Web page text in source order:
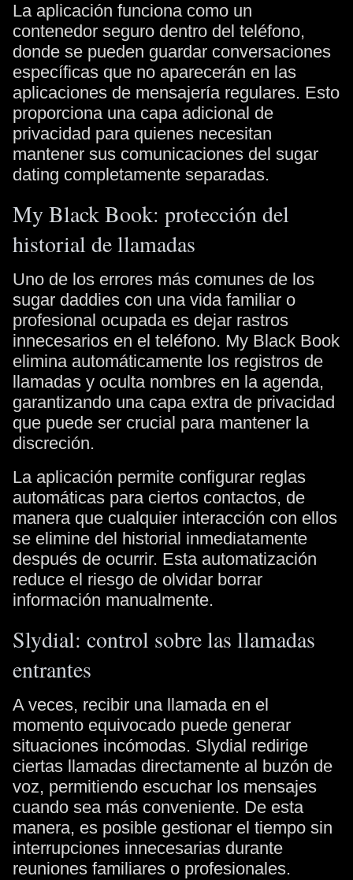
La aplicación funciona como un
contenedor seguro dentro del teléfono,
donde se pueden guardar conversaciones
específicas que no aparecerán en las
aplicaciones de mensajería regulares. Esto
proporciona una capa adicional de
privacidad para quienes necesitan
mantener sus comunicaciones del sugar
dating completamente separadas.
My Black Book: protección del
historial de llamadas
Uno de los errores más comunes de los
sugar daddies con una vida familiar o
profesional ocupada es dejar rastros
innecesarios en el teléfono. My Black Book
elimina automáticamente los registros de
llamadas y oculta nombres en la agenda,
garantizando una capa extra de privacidad
que puede ser crucial para mantener la
discreción.
La aplicación permite configurar reglas
automáticas para ciertos contactos, de
manera que cualquier interacción con ellos
se elimine del historial inmediatamente
después de ocurrir. Esta automatización
reduce el riesgo de olvidar borrar
información manualmente.
Slydial: control sobre las llamadas
entrantes
A veces, recibir una llamada en el
momento equivocado puede generar
situaciones incómodas. Slydial redirige
ciertas llamadas directamente al buzón de
voz, permitiendo escuchar los mensajes
cuando sea más conveniente. De esta
manera, es posible gestionar el tiempo sin
interrupciones innecesarias durante
reuniones familiares o profesionales.